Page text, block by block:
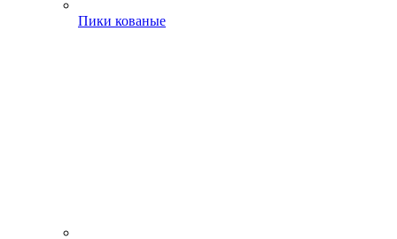
Пики кованые